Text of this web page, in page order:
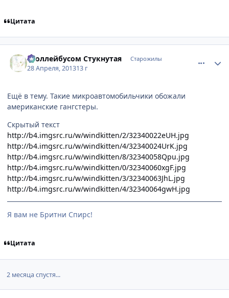
Цитата
Троллейбусом Стукнутая Старожилы
28 Апреля, 201313 г
Ещё в тему. Такие микроавтомобильчики обожали
американские гангстеры.
Скрытый текст
http://b4.imgsrc.ru/w/windkitten/2/32340022eUH.jpg
http://b4.imgsrc.ru/w/windkitten/4/32340024UrK.jpg
http://b4.imgsrc.ru/w/windkitten/8/32340058Qpu.jpg
http://b4.imgsrc.ru/w/windkitten/0/32340060xgF.jpg
http://b4.imgsrc.ru/w/windkitten/3/32340063JhL.jpg
http://b4.imgsrc.ru/w/windkitten/4/32340064gwH.jpg
Я вам не Бритни Спирс!
Цитата
2 месяца спустя...